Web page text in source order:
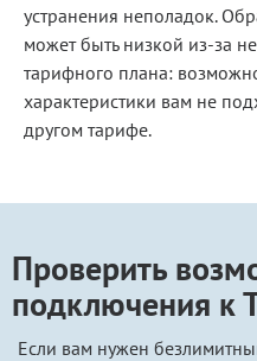
устранения неполадок.
может быть низкой из-за
тарифного плана:
характеристики вам не
другом тарифе.
Проверить
подключения к
Если вам нужен